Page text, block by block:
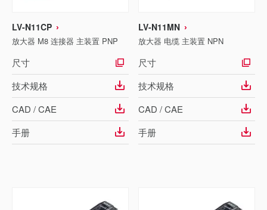
LV-N11CP
放大器 M8 连接器 主装置 PNP
尺寸
技术规格
CAD / CAE
手册
LV-N11MN
放大器 电缆 主装置 NPN
尺寸
技术规格
CAD / CAE
手册